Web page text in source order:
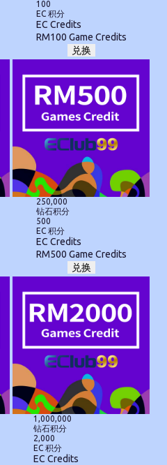
100
EC 积分
EC Credits
RM100 Game Credits
兑换
250,000
钻石积分
500
EC 积分
EC Credits
RM500 Game Credits
兑换
1,000,000
钻石积分
2,000
EC 积分
EC Credits